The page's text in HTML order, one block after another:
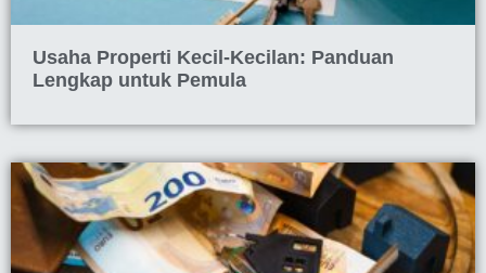
Usaha Properti Kecil-Kecilan: Panduan
Lengkap untuk Pemula